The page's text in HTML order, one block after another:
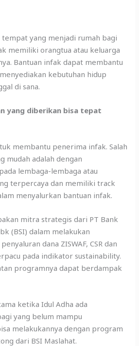
tempat yang menjadi rumah bagi
memiliki orangtua atau keluarga
Bantuan infak dapat membantu
kebutuhan hidup
di sana.
yang diberikan bisa tepat
membantu penerima infak. Salah
mudah adalah dengan
lembaga-lembaga atau
terpercaya dan memiliki track
menyalurkan bantuan infak.
mitra strategis dari PT Bank
(BSI) dalam melakukan
dana ZISWAF, CSR dan
pada indikator sustainability.
programnya dapat berdampak
ketika Idul Adha ada
yang belum mampu
melakukannya dengan program
dari BSI Maslahat.